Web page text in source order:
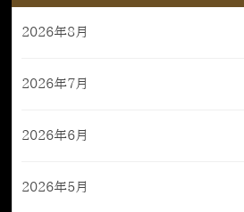
2026年8月
2026年7月
2026年6月
2026年5月